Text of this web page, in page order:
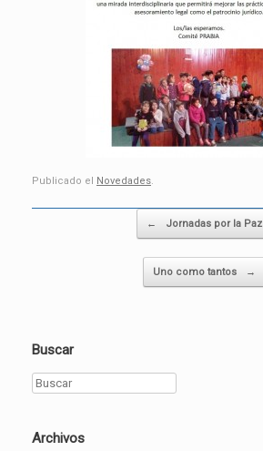
Publicado el Novedades.
← Jornadas por la Paz
Uno como tantos →
Buscar
Buscar
Archivos